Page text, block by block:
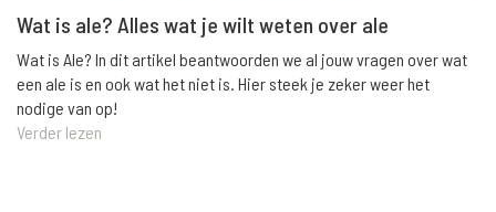
Wat is ale? Alles wat je wilt weten over ale
Wat is Ale? In dit artikel beantwoorden we al jouw vragen over wat
een ale is en ook wat het niet is. Hier steek je zeker weer het
nodige van op!
Verder lezen